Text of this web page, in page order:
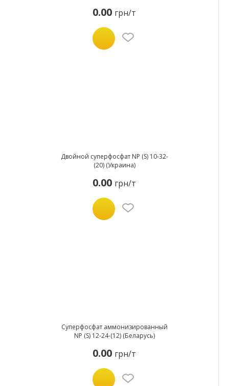
0.00 грн/т
Двойной суперфосфат NP (S) 10-32-
(20) (Украина)
0.00 грн/т
Суперфосфат аммонизированный
NP (S) 12-24-(12) (Беларусь)
0.00 грн/т